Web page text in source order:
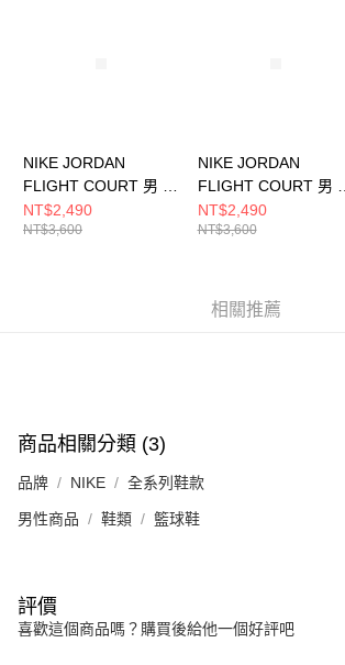
NIKE JORDAN
FLIGHT COURT 男 籃
球鞋 IM6665181
NT$2,490
NT$3,600
NIKE JORDAN
FLIGHT COURT 男 籃
球鞋 HF3255011
NT$2,490
NT$3,600
相關推薦
商品相關分類 (3)
品牌 NIKE 全系列鞋款
男性商品 鞋類 籃球鞋
評價
喜歡這個商品嗎？購買後給他一個好評吧